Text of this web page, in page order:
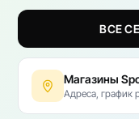
ВСЕ
Магазины
Адреса, график